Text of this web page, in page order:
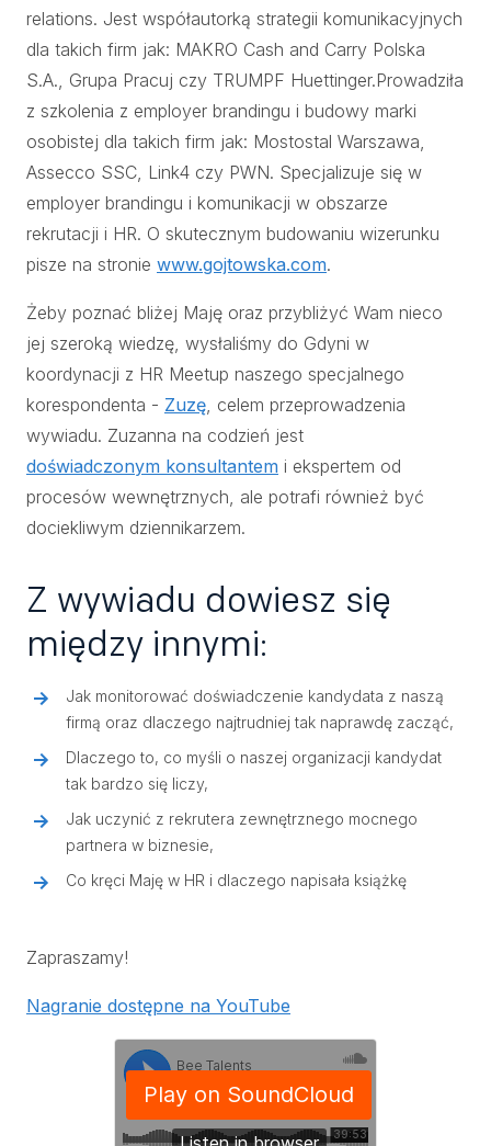
relations. Jest współautorką strategii komunikacyjnych
dla takich firm jak: MAKRO Cash and Carry Polska
S.A., Grupa Pracuj czy TRUMPF Huettinger.Prowadziła
z szkolenia z employer brandingu i budowy marki
osobistej dla takich firm jak: Mostostal Warszawa,
Assecco SSC, Link4 czy PWN. Specjalizuje się w
employer brandingu i komunikacji w obszarze
rekrutacji i HR. O skutecznym budowaniu wizerunku
pisze na stronie www.gojtowska.com.
Żeby poznać bliżej Maję oraz przybliżyć Wam nieco
jej szeroką wiedzę, wysłaliśmy do Gdyni w
koordynacji z HR Meetup naszego specjalnego
korespondenta - Zuzę , celem przeprowadzenia
wywiadu. Zuzanna na codzień jest
doświadczonym konsultantem i ekspertem od
procesów wewnętrznych, ale potrafi również być
dociekliwym dziennikarzem.
Z wywiadu dowiesz się
między innymi:
Jak monitorować doświadczenie kandydata z naszą
firmą oraz dlaczego najtrudniej tak naprawdę zacząć,
Dlaczego to, co myśli o naszej organizacji kandydat
tak bardzo się liczy,
Jak uczynić z rekrutera zewnętrznego mocnego
partnera w biznesie,
Co kręci Maję w HR i dlaczego napisała książkę
Zapraszamy!
Nagranie dostępne na YouTube